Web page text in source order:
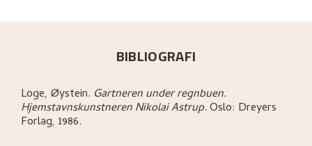
BIBLIOGRAFI
Loge, Øystein. Gartneren under regnbuen.
Hjemstavnskunstneren Nikolai Astrup.Oslo: Dreyers
Forlag, 1986.